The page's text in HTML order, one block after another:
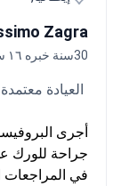
Zagra
30سنة خبره ١٦ سنة
العيادة
في المراجعات